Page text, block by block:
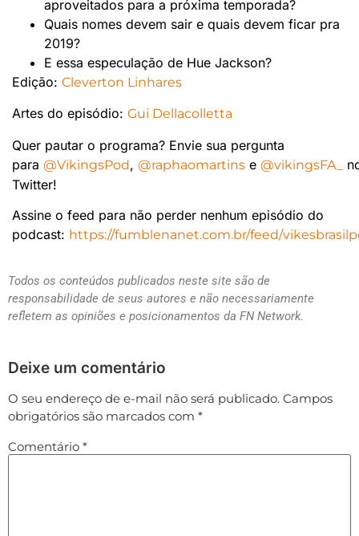
aproveitados para a próxima temporada?
Quais nomes devem sair e quais devem ficar pra
2019?
E essa especulação de Hue Jackson?
Edição: Cleverton Linhares
Artes do episódio: Gui Dellacolletta
Quer pautar o programa? Envie sua pergunta
para @VikingsPod, @raphaomartins e @vikingsFA_
Twitter!
Assine o feed para não perder nenhum episódio do
podcast: https://fumblenanet.com.br/feed/
Todos os conteúdos publicados neste site são de
responsabilidade de seus autores e não necessariamente
refletem as opiniões e posicionamentos da FN Network.
Deixe um comentário
O seu endereço de e-mail não será publicado. Campos
obrigatórios são marcados com *
Comentário *